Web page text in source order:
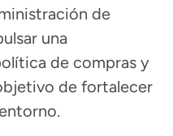
de
una
de compras y
de fortalecer